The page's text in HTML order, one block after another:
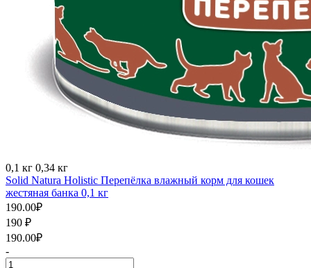
0,1 кг 0,34 кг
Solid Natura Holistic Перепёлка влажный корм для кошек
жестяная банка 0,1 кг
190.00₽
190 ₽
190.00₽
-